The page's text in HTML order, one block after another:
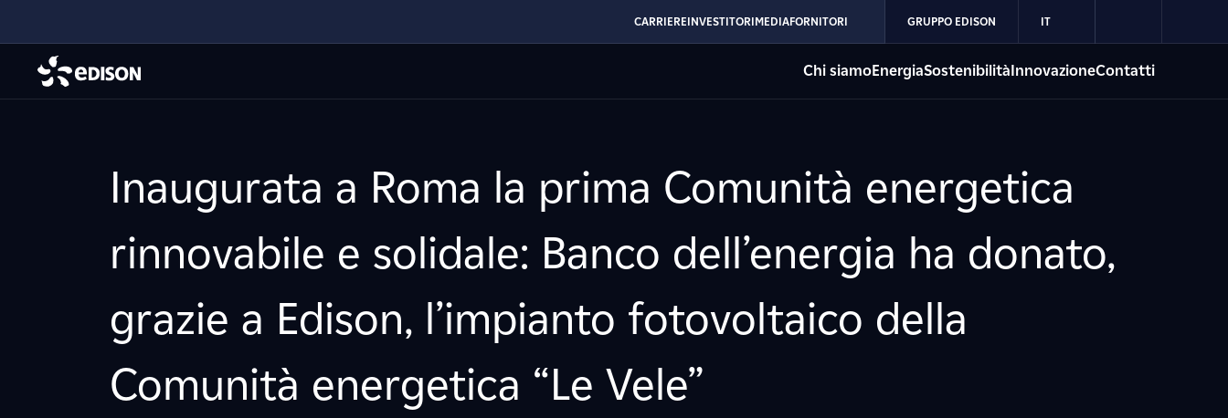
CARRIEREINVESTITORIMEDIAFORNITORI GRUPPO EDISON IT
Chi siamoEnergiaSostenibilitàInnovazioneContatti
Inaugurata a Roma la prima Comunità energetica
rinnovabile e solidale: Banco dell’energia ha donato,
grazie a Edison, l’impianto fotovoltaico della
Comunità energetica “Le Vele”